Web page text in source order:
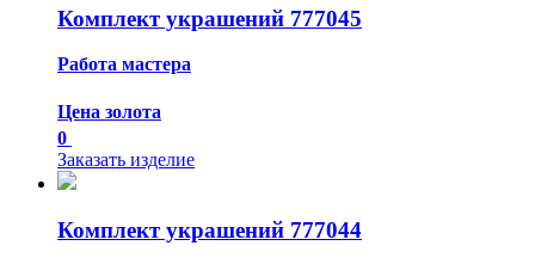
Комплект украшений 777045
Работа мастера
Цена золота
0
Заказать изделие
Комплект украшений 777044